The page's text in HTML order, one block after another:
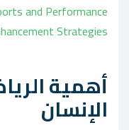
and Performance
Strategies
أهمية
الإنسان